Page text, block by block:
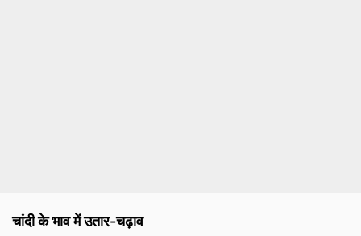
चांदी के भाव में उतार-चढ़ाव